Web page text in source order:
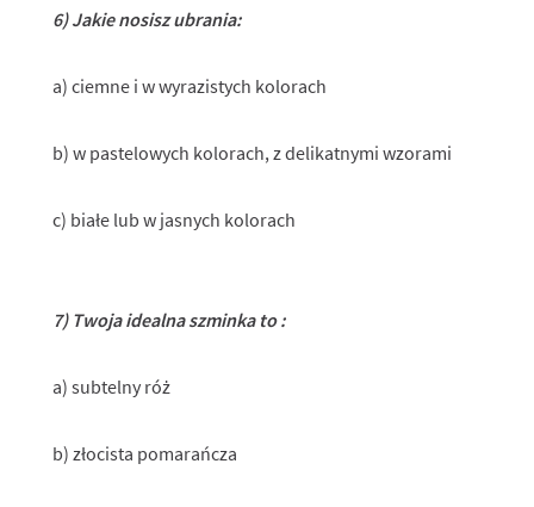
6) Jakie nosisz ubrania:
a) ciemne i w wyrazistych kolorach
b) w pastelowych kolorach, z delikatnymi wzorami
c) białe lub w jasnych kolorach
7) Twoja idealna szminka to :
a) subtelny róż
b) złocista pomarańcza